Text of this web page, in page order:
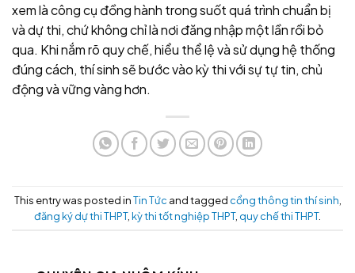
xem là công cụ đồng hành trong suốt quá trình chuẩn bị
và dự thi, chứ không chỉ là nơi đăng nhập một lần rồi bỏ
qua. Khi nắm rõ quy chế, hiểu thể lệ và sử dụng hệ thống
đúng cách, thí sinh sẽ bước vào kỳ thi với sự tự tin, chủ
động và vững vàng hơn.
This entry was posted inTin Tức and tagged cổng thông tin thí sinh
đăng ký dự thi THPT, kỳ thi tốt nghiệp THPT, quy chế thi THPT.